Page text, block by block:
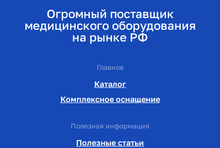
Огромный поставщик
медицинского оборудования
на рынке РФ
Главное
Каталог
Комплексное оснащение
Полезная информация
Полезные статьи